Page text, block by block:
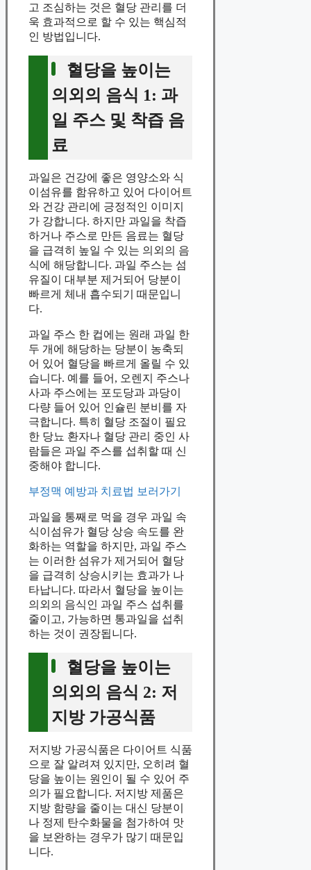
고 조심하는 것은 혈당 관리를 더
욱 효과적으로 할 수 있는 핵심적
인 방법입니다.
혈당을 높이는
의외의 음식 1: 과
일 주스 및 착즙 음
료
과일은 건강에 좋은 영양소와 식
이섬유를 함유하고 있어 다이어트
와 건강 관리에 긍정적인 이미지
가 강합니다. 하지만 과일을 착즙
하거나 주스로 만든 음료는 혈당
을 급격히 높일 수 있는 의외의 음
식에 해당합니다. 과일 주스는 섬
유질이 대부분 제거되어 당분이
빠르게 체내 흡수되기 때문입니
다.
과일 주스 한 컵에는 원래 과일 한
두 개에 해당하는 당분이 농축되
어 있어 혈당을 빠르게 올릴 수 있
습니다. 예를 들어, 오렌지 주스나
사과 주스에는 포도당과 과당이
다량 들어 있어 인슐린 분비를 자
극합니다. 특히 혈당 조절이 필요
한 당뇨 환자나 혈당 관리 중인 사
람들은 과일 주스를 섭취할 때 신
중해야 합니다.
부정맥 예방과 치료법 보러가기
과일을 통째로 먹을 경우 과일 속
식이섬유가 혈당 상승 속도를 완
화하는 역할을 하지만, 과일 주스
는 이러한 섬유가 제거되어 혈당
을 급격히 상승시키는 효과가 나
타납니다. 따라서 혈당을 높이는
의외의 음식인 과일 주스 섭취를
줄이고, 가능하면 통과일을 섭취
하는 것이 권장됩니다.
혈당을 높이는
의외의 음식 2: 저
지방 가공식품
저지방 가공식품은 다이어트 식품
으로 잘 알려져 있지만, 오히려 혈
당을 높이는 원인이 될 수 있어 주
의가 필요합니다. 저지방 제품은
지방 함량을 줄이는 대신 당분이
나 정제 탄수화물을 첨가하여 맛
을 보완하는 경우가 많기 때문입
니다.